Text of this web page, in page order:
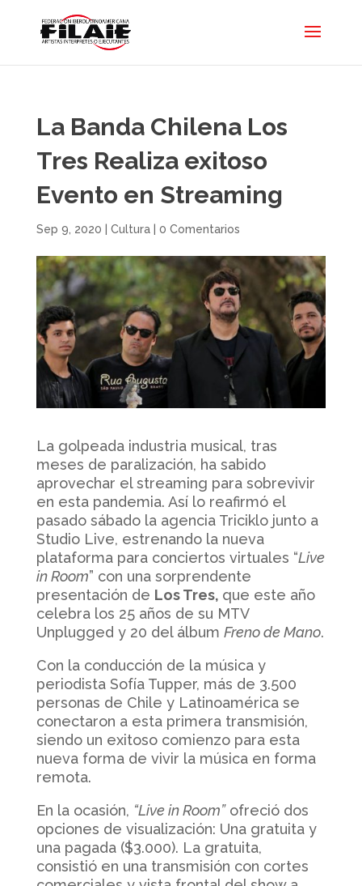
La Banda Chilena Los
Tres Realiza exitoso
Evento en Streaming
Sep 9, 2020 Cultura| 0 Comentarios
La golpeada industria musical, tras
meses de paralización, ha sabido
aprovechar el streaming para sobrevivir
en esta pandemia. Así lo reafirmó el
pasado sábado la agencia Triciklo junto a
Studio Live, estrenando la nueva
plataforma para conciertos virtuales “Live
in Room” con una sorprendente
presentación de Los Tres, que este año
celebra los 25 años de su MTV
Unplugged y 20 del álbum Freno de Mano.
Con la conducción de la música y
periodista Sofía Tupper, más de 3.500
personas de Chile y Latinoamérica se
conectaron a esta primera transmisión,
siendo un exitoso comienzo para esta
nueva forma de vivir la música en forma
remota.
En la ocasión, “Live in Room”ofreció dos
opciones de visualización: Una gratuita y
una pagada ($3.000). La gratuita,
consistió en una transmisión con cortes